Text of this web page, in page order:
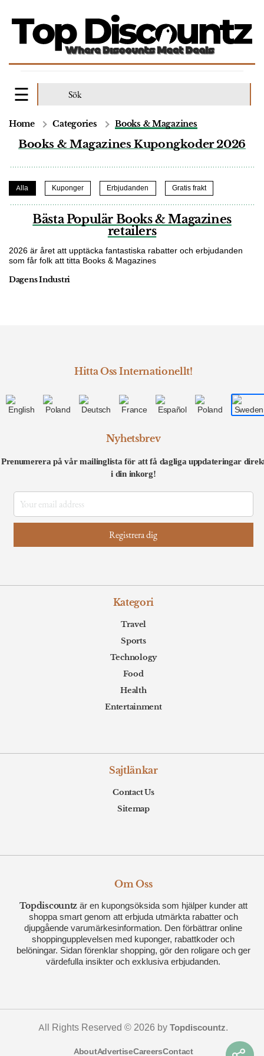
Home Categories Books & Magazines
Books & Magazines Kupongkoder 2026
Alla Kuponger Erbjudanden Gratis frakt
Bästa Populär Books & Magazines
retailers
2026 är året att upptäcka fantastiska rabatter och erbjudanden
som får folk att titta Books & Magazines
Dagens Industri
Hitta Oss Internationellt!
Nyhetsbrev
Prenumerera på vår mailinglista för att få dagliga uppdateringar
i din inkorg!
Kategori
Travel
Sports
Technology
Food
Health
Entertainment
Sajtlänkar
Contact Us
Sitemap
Om Oss
Topdiscountz är en kupongsöksida som hjälper kunder att
shoppa smart genom att erbjuda utmärkta rabatter och
djupgående varumärkesinformation. Den förbättrar online
shoppingupplevelsen med kuponger, rabattkoder och
belöningar. Sidan förenklar shopping, gör den roligare och ger
värdefulla insikter och exklusiva erbjudanden.
All Rights Reserved © 2026 byTopdiscountz.
AboutAdvertiseCareersContact